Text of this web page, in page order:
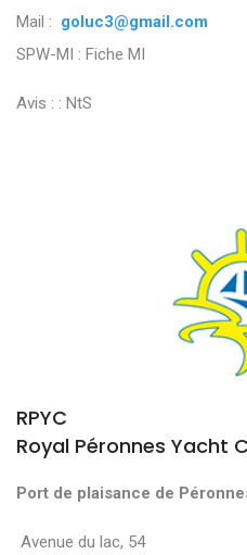
Mail : goluc3@gmail.com
SPW-MI : Fiche MI
Avis : : NtS
RPYC
Royal Péronnes Yacht
Port de plaisance de
Avenue du